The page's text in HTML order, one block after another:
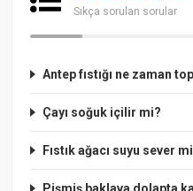
Sıkça sorulan sorular
Antep fıstığı ne zaman
Çayı soğuk içilir mi?
Fıstık ağacı suyu sever
Pişmiş baklava dolapta